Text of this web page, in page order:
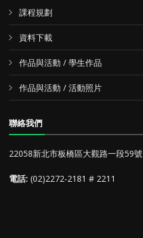
課程規劃
資料下載
作品與活動 / 學生作品
作品與活動 / 活動照片
聯絡我們
22058新北市板橋區大觀路一段59號
電話: (02)2272-2181 # 2211